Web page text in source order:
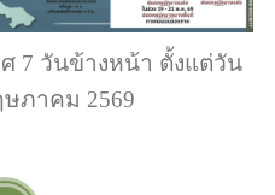
7 วันข้างหน้า ตั้งแต่วัน
ษภาคม 2569